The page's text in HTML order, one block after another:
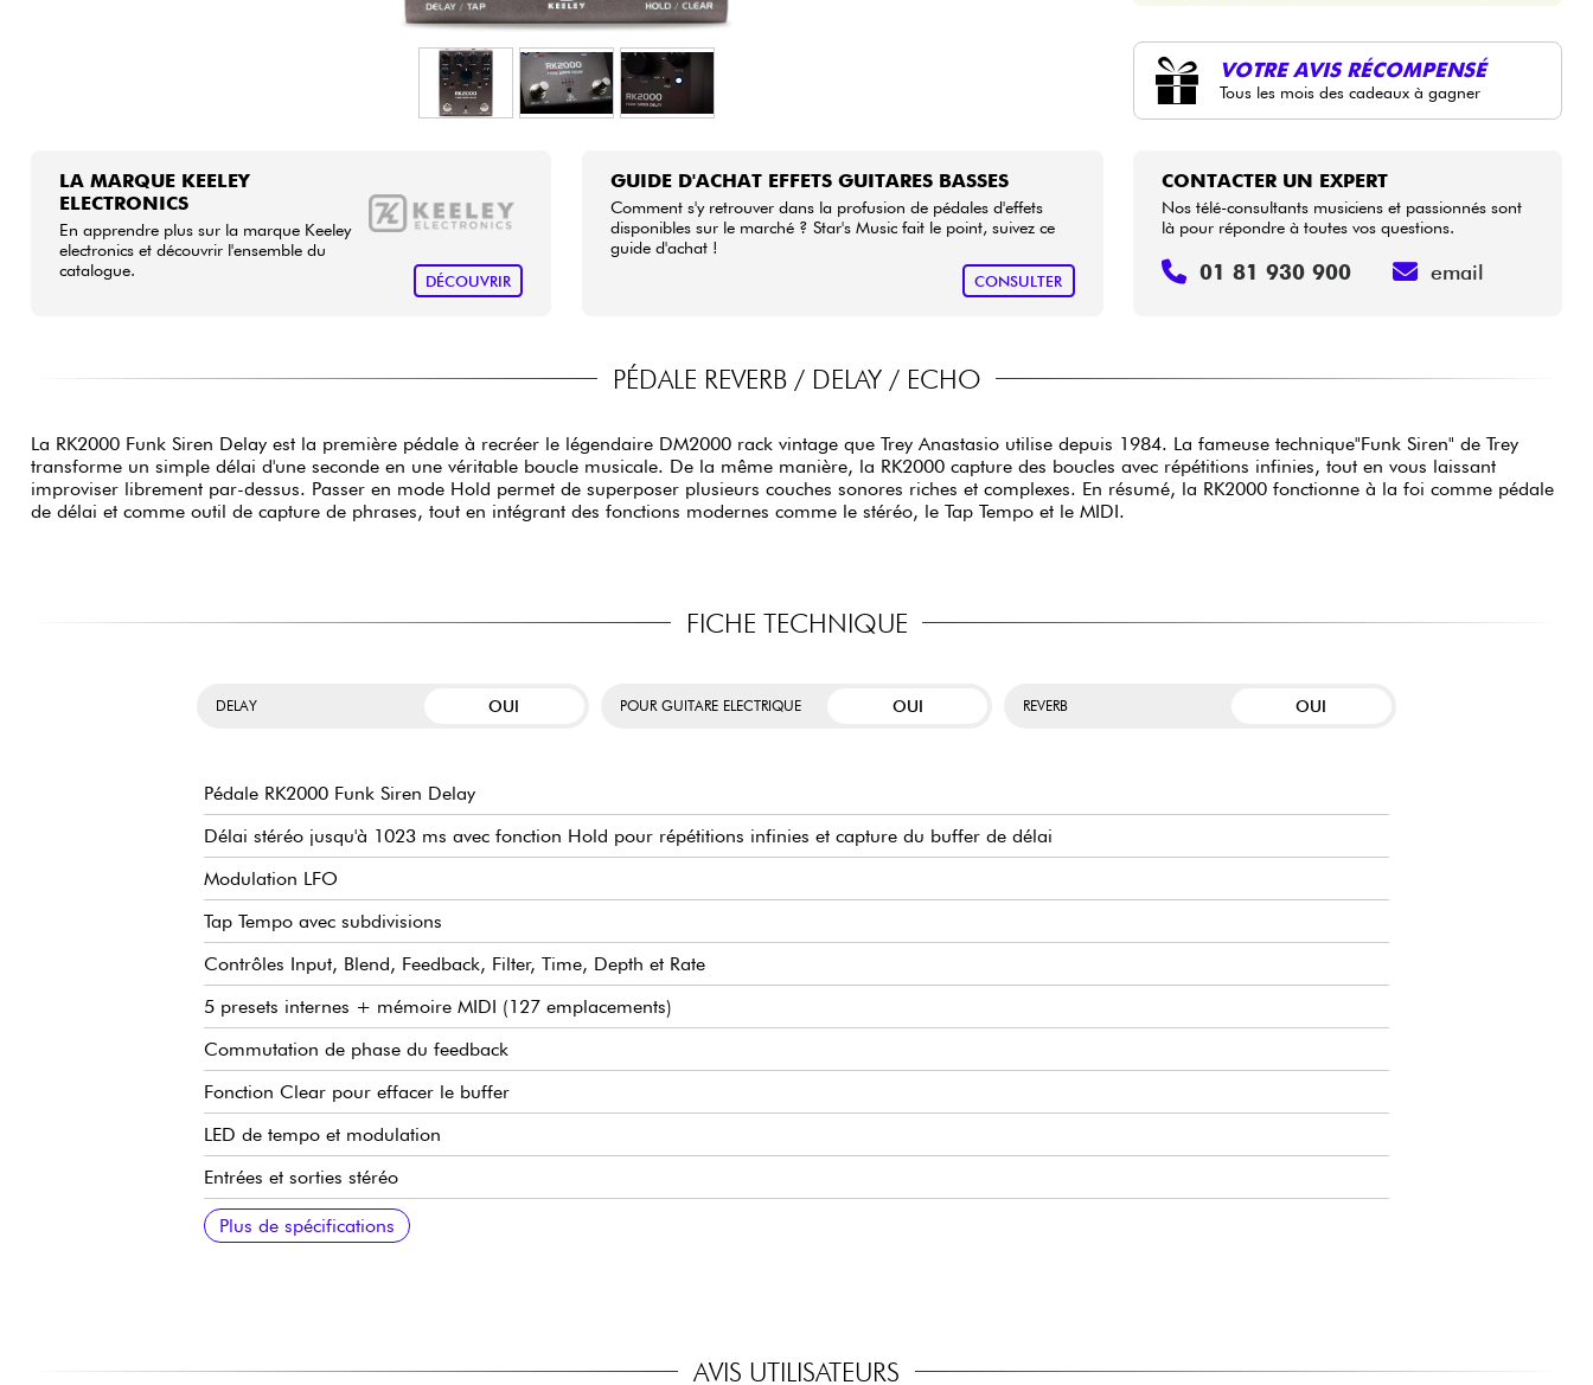
VOTRE AVIS RÉCOMPENSÉ
Tous les mois des cadeaux à gagner
LA MARQUE KEELEY
ELECTRONICS
En apprendre plus sur la marque Keeley
electronics et découvrir l'ensemble du
catalogue.
DÉCOUVRIR
GUIDE D'ACHAT EFFETS GUITARES BASSES
Comment s'y retrouver dans la profusion de pédales d'effets
disponibles sur le marché ? Star's Music fait le point, suivez ce
guide d'achat !
CONSULTER
CONTACTER UN EXPERT
Nos télé-consultants musiciens et passionnés sont
là pour répondre à toutes vos questions.
01 81 930 900 email
PÉDALE REVERB / DELAY / ECHO
La RK2000 Funk Siren Delay est la première pédale à recréer le légendaire DM2000 rack vintage que Trey Anastasio utilise depuis 1984. La fameuse technique"Funk Siren" de Trey
transforme un simple délai d'une seconde en une véritable boucle musicale. De la même manière, la RK2000 capture des boucles avec répétitions infinies, tout en vous laissant
improviser librement par-dessus. Passer en mode Hold permet de superposer plusieurs couches sonores riches et complexes. En résumé, la RK2000 fonctionne à la foi comme pédale
de délai et comme outil de capture de phrases, tout en intégrant des fonctions modernes comme le stéréo, le Tap Tempo et le MIDI.
FICHE TECHNIQUE
DELAY OUI POUR GUITARE ELECTRIQUE OUI REVERB OUI
Pédale RK2000 Funk Siren Delay
Délai stéréo jusqu'à 1023 ms avec fonction Hold pour répétitions infinies et capture du buffer de délai
Modulation LFO
Tap Tempo avec subdivisions
Contrôles Input, Blend, Feedback, Filter, Time, Depth et Rate
5 presets internes + mémoire MIDI (127 emplacements)
Commutation de phase du feedback
Fonction Clear pour effacer le buffer
LED de tempo et modulation
Entrées et sorties stéréo
Entrée Remote pour commutation externe
Entrée expression / MIDI
Boîtier métal
Dimensions : 124.5 x 99 x 66 mm
Poids : 450 g
Alimentation 9V -18V sur bloc secteur non fourni
Plus de spécifications
AVIS UTILISATEURS